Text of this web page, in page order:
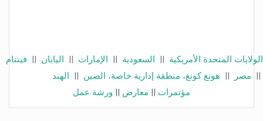
الولايات المتحدة الأمريكية || السعودية || الإمارات || اليابان || فيتنام
|| مصر || هونغ كونغ، منطقة إدارية خاصة، الصين || الهند
مؤتمرات || معارض || ورشة عمل